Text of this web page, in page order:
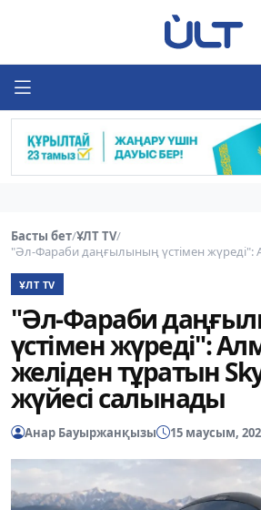
Басты бет/ҰЛТ TV/
"Әл-Фараби даңғылының үстімен жүреді":
ҰЛТ TV
"Әл-Фараби
үстімен жүреді":
желіден тұратын
жүйесі салынады
Анар Бауыржанқызы 15 маусым,